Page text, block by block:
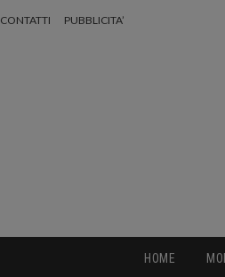
CONTATTI PUBBLICITA’
HOME